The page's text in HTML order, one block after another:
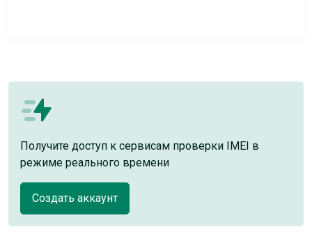
Получите доступ к сервисам проверки IMEI в
режиме реального времени
Создать аккаунт